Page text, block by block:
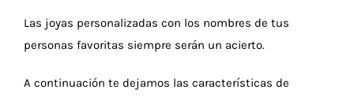
Las joyas personalizadas con los nombres de tus
personas favoritas siempre serán un acierto.
A continuación te dejamos las características de